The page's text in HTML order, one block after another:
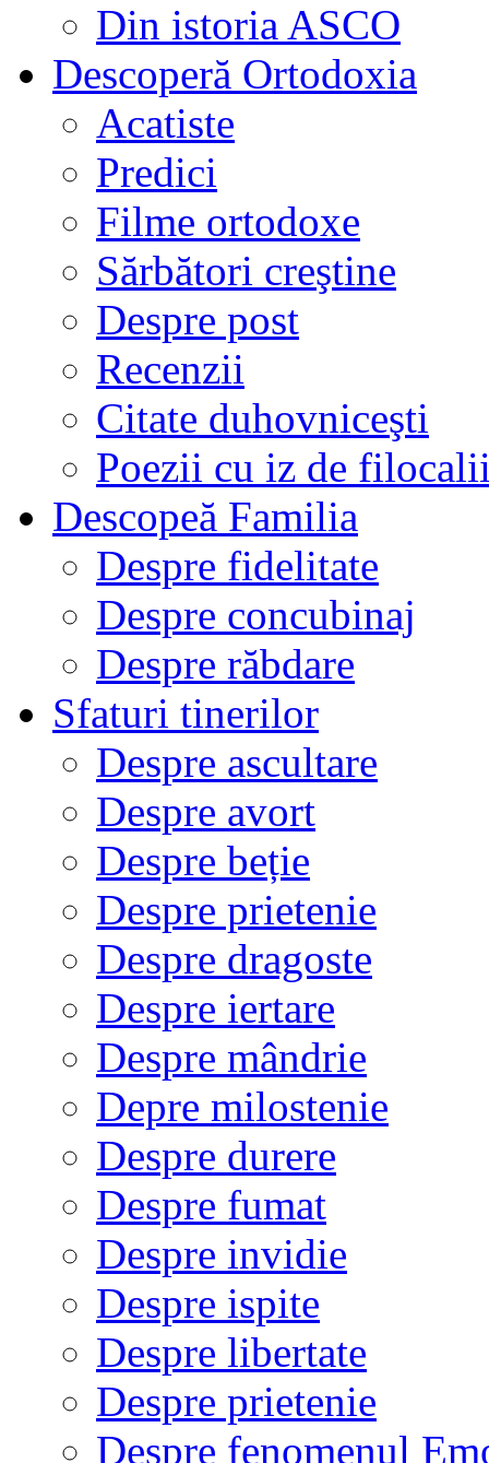
Din istoria ASCO
Descoperă Ortodoxia
Acatiste
Predici
Filme ortodoxe
Sărbători creştine
Despre post
Recenzii
Citate duhovniceşti
Poezii cu iz de
Descopeă Familia
Despre fidelitate
Despre concubinaj
Despre răbdare
Sfaturi tinerilor
Despre ascultare
Despre avort
Despre beție
Despre prietenie
Despre dragoste
Despre iertare
Despre mândrie
Depre milostenie
Despre durere
Despre fumat
Despre invidie
Despre ispite
Despre libertate
Despre prietenie
Despre fenomenul